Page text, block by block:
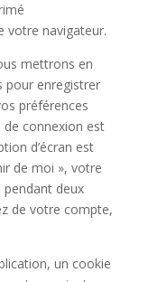
votre navigateur.
mettrons en
pour enregistrer
préférences
de connexion est
d’écran est
de moi », votre
deux
de votre compte,
un cookie